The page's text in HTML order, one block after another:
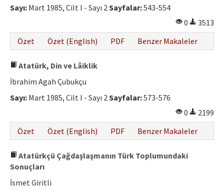
Sayı: Mart 1985, Cilt I - Sayı 2Sayfalar:543-554
0
3513
Özet
Özet (English) PDF Benzer Makaleler
Atatürk, Din ve Lâiklik
İbrahim Agah Çubukçu
Sayı: Mart 1985, Cilt I - Sayı 2Sayfalar:573-576
0
2199
Özet
Özet (English) PDF Benzer Makaleler
Atatürkçü Çağdaşlaşmanın Türk Toplumundaki
Sonuçları
İsmet Giritli